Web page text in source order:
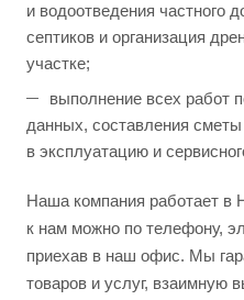
и водоотведения частного
септиков и организация
участке;
выполнение всех работ
данных, составления
в эксплуатацию и
Наша компания работает в
к нам можно по телефону,
приехав в наш офис. Мы
товаров и услуг, взаимную